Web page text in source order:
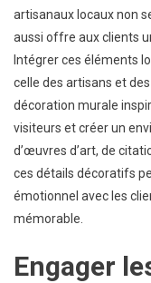
artisanaux locaux non
aussi offre aux clients
Intégrer ces éléments
celle des artisans et
décoration murale
visiteurs et créer un
d’œuvres d’art, de
ces détails décoratifs
émotionnel avec les
mémorable.
Engager